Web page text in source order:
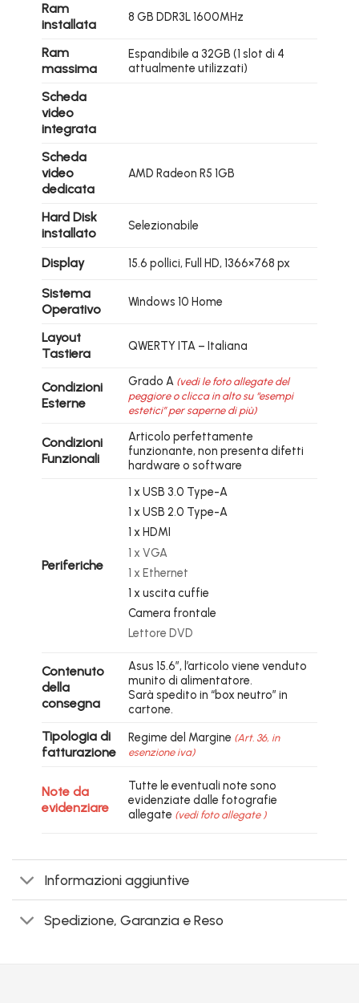
Ram
installata
8 GB DDR3L 1600MHz
Ram
massima
Espandibile a 32GB (1 slot di 4
attualmente utilizzati)
Scheda
video
integrata
Scheda
video
dedicata
AMD Radeon R5 1GB
Hard Disk
installato
Selezionabile
Display 15.6 pollici, Full HD, 1366×768 px
Sistema
Operativo
Windows 10 Home
Layout
Tastiera
QWERTY ITA – Italiana
Condizioni
Esterne
Grado A (vedi le foto allegate del
peggiore o clicca in alto su “esempi
estetici” per saperne di più)
Condizioni
Funzionali
Articolo perfettamente
funzionante, non presenta difetti
hardware o software
Periferiche
1 x USB 3.0 Type-A
1 x USB 2.0 Type-A
1 x HDMI
1 x VGA
1 x Ethernet
1 x uscita cuffie
Camera frontale
Lettore DVD
Contenuto
della
consegna
Asus 15.6″, l’articolo viene venduto
munito di alimentatore.
Sarà spedito in “box neutro” in
cartone.
Tipologia di
fatturazione
Regime del Margine (Art. 36, in
esenzione iva)
Note da
evidenziare
Tutte le eventuali note sono
evidenziate dalle fotografie
allegate (vedi foto allegate )
Informazioni aggiuntive
Spedizione, Garanzia e Reso